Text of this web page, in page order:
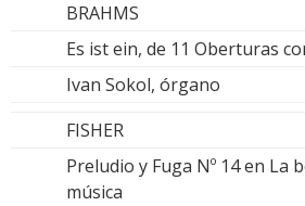
BRAHMS
Es ist ein, de 11 Oberturas
Ivan Sokol, órgano
FISHER
Preludio y Fuga Nº 14 en La
música